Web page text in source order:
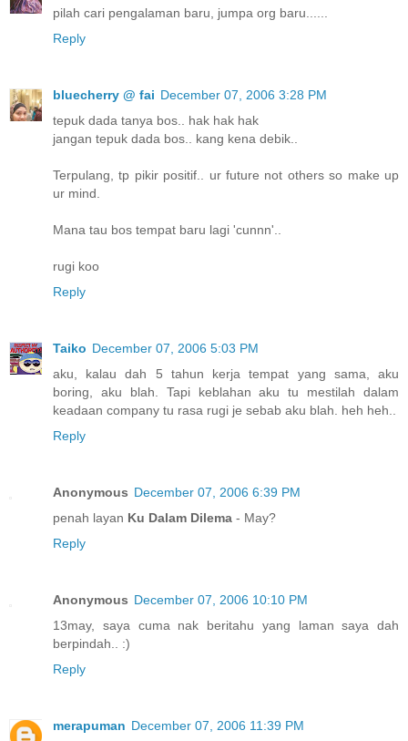
pilah cari pengalaman baru, jumpa org baru......
Reply
bluecherry @ fai December 07, 2006 3:28 PM
tepuk dada tanya bos.. hak hak hak
jangan tepuk dada bos.. kang kena debik..
Terpulang, tp pikir positif.. ur future not others so make up
ur mind.
Mana tau bos tempat baru lagi 'cunnn'..
rugi koo
Reply
Taiko December 07, 2006 5:03 PM
aku, kalau dah 5 tahun kerja tempat yang sama, aku
boring, aku blah. Tapi keblahan aku tu mestilah dalam
keadaan company tu rasa rugi je sebab aku blah. heh heh..
Reply
Anonymous December 07, 2006 6:39 PM
penah layan Ku Dalam Dilema - May?
Reply
Anonymous December 07, 2006 10:10 PM
13may, saya cuma nak beritahu yang laman saya dah
berpindah.. :)
Reply
merapuman December 07, 2006 11:39 PM